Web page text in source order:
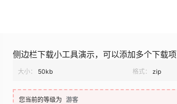
侧边栏下载小工具演示，可以添加多个下载项
大小： 50kb 格式： zip
您当前的等级为 游客